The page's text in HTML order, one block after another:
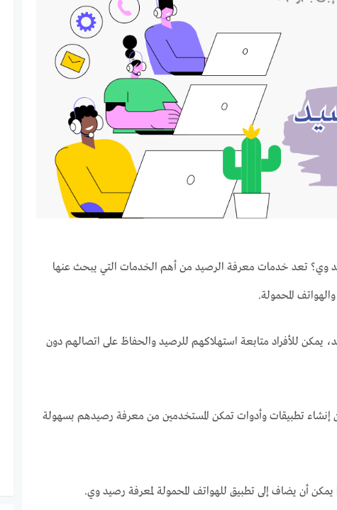
تعد خدمات معرفة الرصيد من أهم الخدمات التي يبحث عنها
المحمولة.
يمكن للأفراد متابعة استهلاكهم للرصيد والحفاظ على اتصالهم دون
إنشاء تطبيقات وأدوات تمكن المستخدمين من معرفة رصيدهم بسهولة
يمكن أن يضاف إلى تطبيق للهواتف المحمولة لمعرفة رصيد وي.